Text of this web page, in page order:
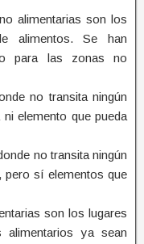
alimentarias son los
alimentos. Se han
para las zonas no
no transita ningún
elemento que pueda
no transita ningún
pero sí elementos que
son los lugares
alimentarios ya sean